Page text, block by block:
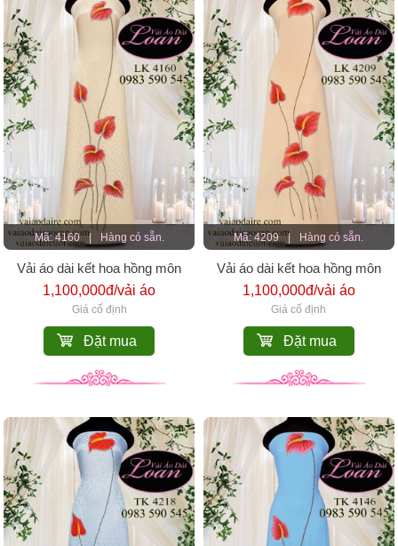
Mã: 4160 | Hàng có sẵn.
Vải áo dài kết hoa hồng môn
1,100,000đ/vải áo
Giá cố định
Đặt mua
Mã: 4209 | Hàng có sẵn.
Vải áo dài kết hoa hồng môn
1,100,000đ/vải áo
Giá cố định
Đặt mua